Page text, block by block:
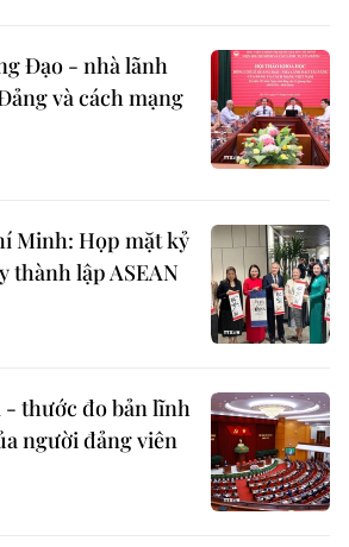
Đạo - nhà lãnh
và cách mạng
Minh: Họp mặt kỷ
thành lập ASEAN
thước đo bản lĩnh
người đảng viên